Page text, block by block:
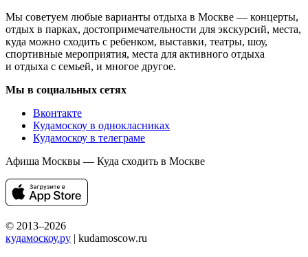
Мы советуем любые варианты отдыха в Москве — концерты,
отдых в парках, достопримечательности для экскурсий, места,
куда можно сходить с ребенком, выставки, театры, шоу,
спортивные мероприятия, места для активного отдыха
и отдыха с семьей, и многое другое.
Мы в социальных сетях
Вконтакте
Кудамоскоу в однокласниках
Кудамоскоу в телеграме
Афиша Москвы — Куда сходить в Москве
© 2013–2026
кудамоскоу.ру | kudamoscow.ru